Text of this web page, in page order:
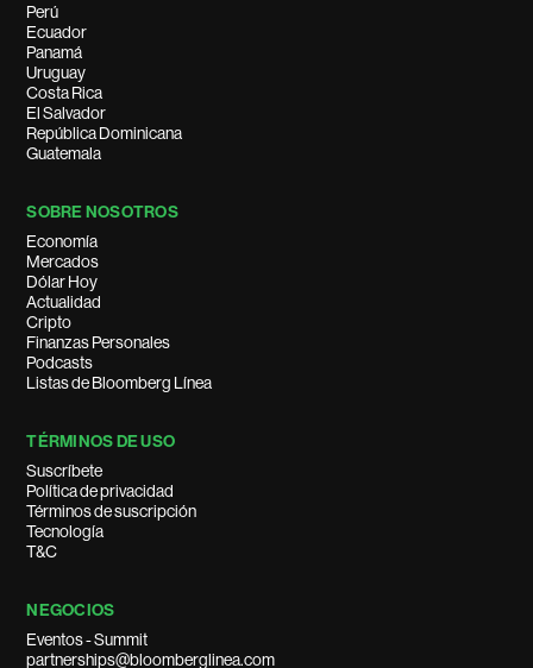
Perú
Ecuador
Panamá
Uruguay
Costa Rica
El Salvador
República Dominicana
Guatemala
SOBRE NOSOTROS
Economía
Mercados
Dólar Hoy
Actualidad
Cripto
Finanzas Personales
Podcasts
Listas de Bloomberg Línea
TÉRMINOS DE USO
Suscríbete
Política de privacidad
Términos de suscripción
Tecnología
T&C
NEGOCIOS
Eventos - Summit
partnerships@bloomberglinea.com